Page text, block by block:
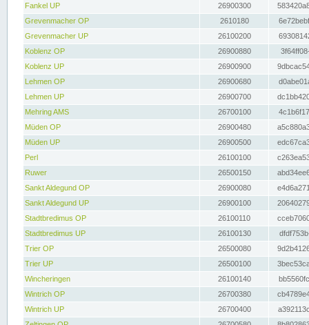
Fankel UP
26900300
Grevenmacher OP
2610180
Grevenmacher UP
26100200
Koblenz OP
26900880
Koblenz UP
26900900
Lehmen OP
26900680
Lehmen UP
26900700
Mehring AMS
26700100
Müden OP
26900480
Müden UP
26900500
Perl
26100100
Ruwer
26500150
Sankt Aldegund OP
26900080
Sankt Aldegund UP
26900100
Stadtbredimus OP
26100110
Stadtbredimus UP
26100130
Trier OP
26500080
Trier UP
26500100
Wincheringen
26100140
Wintrich OP
26700380
Wintrich UP
26700400